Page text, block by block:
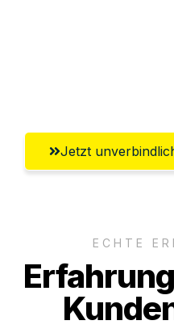
Jetzt
ECHTE